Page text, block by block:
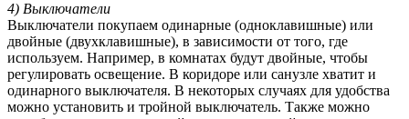
4) Выключатели
Выключатели покупаем одинарные (одноклавишные) или
двойные (двухклавишные), в зависимости от того, где
используем. Например, в комнатах будут двойные, чтобы
регулировать освещение. В коридоре или санузле хватит и
одинарного выключателя. В некоторых случаях для удобства
можно установить и тройной выключатель. Также можно